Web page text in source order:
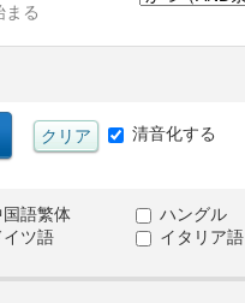
まる
清音化する
国語繁体 ハングル
イツ語 イタリア語